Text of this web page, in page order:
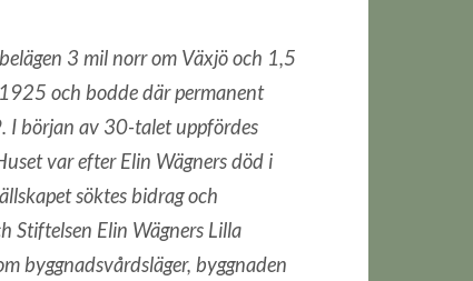
3 mil norr om Växjö och 1,5
och bodde där permanent
början av 30-talet uppfördes
var efter Elin Wägners död i
söktes bidrag och
Stiftelsen Elin Wägners Lilla
byggnadsvårdsläger, byggnaden